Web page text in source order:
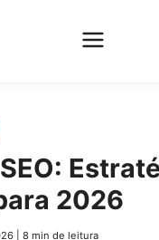
2026
8 min de leitura